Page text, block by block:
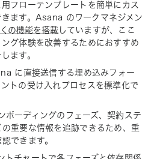
フローテンプレートを簡単にカス
ます。Asana のワークマネジメン
の機能を搭載 していますが、ここ
グ体験を改善するためにおすすめ
ます。
に直接送信する埋め込みフォー
トの受け入れプロセスを標準化で
ボーディングのフェーズ、契約ステ
重要な情報を追跡できるため、重
できます。